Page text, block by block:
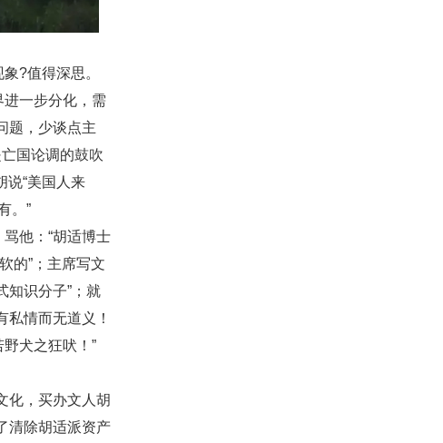
?值得深思。
一步分化，需
题，少谈点主
国论调的鼓吹
说“美国人来
。”
他：“胡适博士
的”；主席写文
知识分子”；就
情而无道义！
犬之狂吠！”
化，买办文人胡
清除胡适派资产